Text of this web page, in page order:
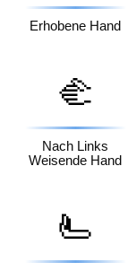
Erhobene Hand
🫲
Nach Links
Weisende Hand
🫷